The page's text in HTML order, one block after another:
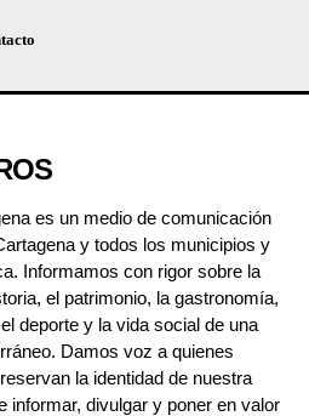
es un medio de comunicación
y todos los municipios y
Informamos con rigor sobre la
el patrimonio, la gastronomía,
deporte y la vida social de una
Damos voz a quienes
la identidad de nuestra
informar, divulgar y poner en valor